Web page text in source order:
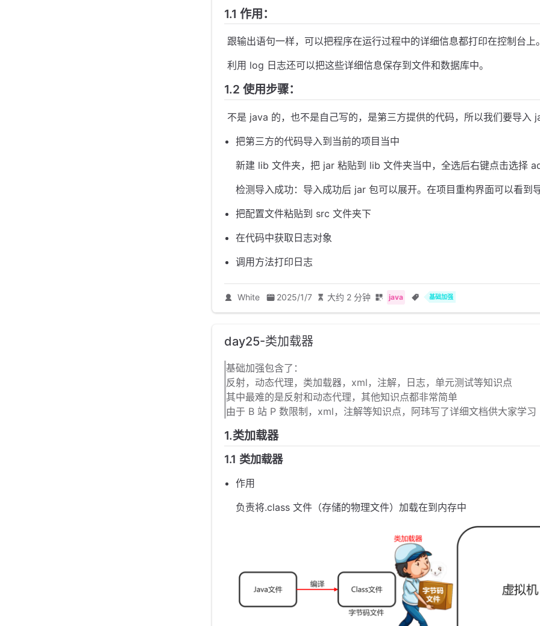
1.1 作用：
跟输出语句一样，可以把程序在运行过程中的详细信息都打印在控制台上
​ 利用 log 日志还可以把这些详细信息保存到文件和数据库中。
1.2 使用步骤：
不是 java 的，也不是自己写的，是第三方提供的代码，所以我们要导入
把第三方的代码导入到当前的项目当中
新建 lib 文件夹，把 jar 粘贴到 lib 文件夹当中，全选后右键点击选择
检测导入成功：导入成功后 jar 包可以展开。在项目重构界面可以看到
把配置文件粘贴到 src 文件夹下
在代码中获取日志对象
调用方法打印日志
White 2025/1/7 大约 2 分钟 java 基础加强
day25-类加载器
基础加强包含了：
反射，动态代理，类加载器，xml，注解，日志，单元测试等知识点
其中最难的是反射和动态代理，其他知识点都非常简单
由于 B 站 P 数限制，xml，注解等知识点，阿玮写了详细文档供大家学习
1.类加载器
1.1 类加载器
作用
负责将.class 文件（存储的物理文件）加载在到内存中